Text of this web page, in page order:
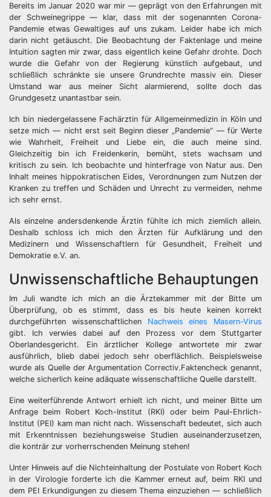
Bereits im Januar 2020 war mir — geprägt von den Erfahrungen mit
der Schweinegrippe — klar, dass mit der sogenannten Corona-
Pandemie etwas Gewaltiges auf uns zukam. Leider habe ich mich
darin nicht getäuscht. Die Beobachtung der Faktenlage und meine
Intuition sagten mir zwar, dass eigentlich keine Gefahr drohte. Doch
wurde die Gefahr von der Regierung künstlich aufgebaut, und
schließlich schränkte sie unsere Grundrechte massiv ein. Dieser
Umstand war aus meiner Sicht alarmierend, sollte doch das
Grundgesetz unantastbar sein.
Ich bin niedergelassene Fachärztin für Allgemeinmedizin in Köln und
setze mich — nicht erst seit Beginn dieser „Pandemie“ — für Werte
wie Wahrheit, Freiheit und Liebe ein, die auch meine sind.
Gleichzeitig bin ich Freidenkerin, bemüht, stets wachsam und
kritisch zu sein. Ich beobachte und hinterfrage von Natur aus. Den
Inhalt meines hippokratischen Eides, Verordnungen zum Nutzen der
Kranken zu treffen und Schäden und Unrecht zu vermeiden, nehme
ich sehr ernst.
Als einzelne andersdenkende Ärztin fühlte ich mich ziemlich allein.
Deshalb schloss ich mich den Ärzten für Aufklärung und den
Medizinern und Wissenschaftlern für Gesundheit, Freiheit und
Demokratie e.V. an.
Unwissenschaftliche Behauptungen
Im Juli wandte ich mich an die Ärztekammer mit der Bitte um
Überprüfung, ob es stimmt, dass es bis heute keinen korrekt
durchgeführten wissenschaftlichen Nachweis eines Masern-Virus
gibt. Ich verwies dabei auf den Prozess vor dem Stuttgarter
Oberlandesgericht. Ein ärztlicher Kollege antwortete mir zwar
ausführlich, blieb dabei jedoch sehr oberflächlich. Beispielsweise
wurde als Quelle der Argumentation Correctiv.Faktencheck genannt,
welche sicherlich keine adäquate wissenschaftliche Quelle darstellt.
Eine weiterführende Antwort erhielt ich nicht, und meiner Bitte um
Anfrage beim Robert Koch-Institut (RKI) oder beim Paul-Ehrlich-
Institut (PEI) kam man nicht nach. Wissenschaft bedeutet, sich auch
mit Erkenntnissen beziehungsweise Studien auseinanderzusetzen,
die konträr zur vorherrschenden Meinung stehen!
Unter Hinweis auf die Nichteinhaltung der Postulate von Robert Koch
in der Virologie forderte ich die Kammer erneut auf, beim RKI und
dem PEI Erkundigungen zu diesem Thema einzuziehen — schließlich